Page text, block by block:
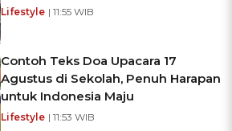
Lifestyle | 11:55 WIB
Contoh Teks Doa Upacara 17
Agustus di Sekolah, Penuh Harapan
untuk Indonesia Maju
Lifestyle | 11:53 WIB